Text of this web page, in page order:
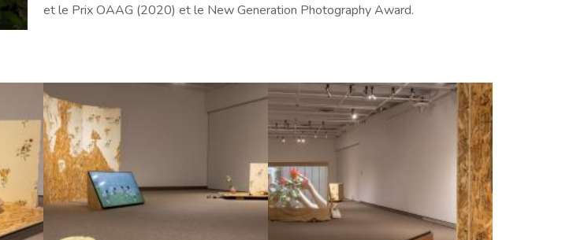
et le Prix OAAG (2020) et le New Generation Photography Award.